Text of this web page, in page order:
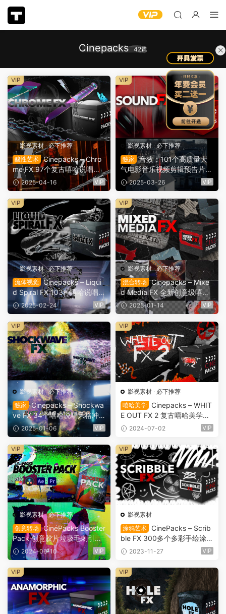
Cinepacks 42篇
影视素材·必下推荐
酸性艺术 Cinepacks – Chro
me FX 97个复古嘻哈说唱酸
性金属镀铬、物体、形状、符
号、框架、背景3D透明通道
视频剪辑素材（12128）
2025-04-16 VIP
VIP
影视素材 · 必下推荐
独家
音效：101个高质量大
气电影音乐视频剪辑预告片转
场过渡音效 Cinepacks – Sou
nd FX（11983）
2025-03-26 VIP
VIP
影视素材·必下推荐
流体视觉 Cinepacks – Liqui
d Spiral FX 103种嘻哈说唱金
属酸性镀铬液体螺旋流体模拟
效果MOV视频素材包（1176
8）
2025-02-24 VIP
VIP
影视素材·必下推荐
混合转场 Cinepacks – Mixe
d Media FX 全新创意级嘻哈
风格混合媒体报纸、磁带、塑
料、胶片帧转场叠加纹理视频
素材（11533）
2025-01-14 VIP
VIP
影视素材·必下推荐
独家
Cinepacks – Shockwa
ve FX 34个嘻哈说唱风格冲
击波能量爆发粒子叠加转场过
渡后期特效4K合成素材（114
83）
2025-01-06 VIP
VIP
影视素材 · 必下推荐
嘻哈美学
Cinepacks – WHIT
E OUT FX 2 复古嘻哈美学手
绘画笔油漆纸张划痕刮擦纹理
168）
2024-07-02 VIP
VIP
影视素材·必下推荐
创意转场 CinePacks Booster
Pack 创意胶片垃圾毛刺引线
噪点VHS失真模拟转场叠加4
K视频素材包（10038）
2024-06-10 VIP
VIP
影视素材
涂鸦艺术
CinePacks – Scrib
ble FX 300多个多彩手绘涂鸦
粗糙垃圾美学字母标记线条包
2）
2023-11-27 VIP
VIP
VIP VIP